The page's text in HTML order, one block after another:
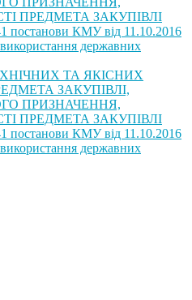
ПРЕДМЕТА ЗАКУПІВЛІ
постанови КМУ від 11.10.2016
державних
ТА ЯКІСНИХ
ЗАКУПІВЛІ,
ПРИЗНАЧЕННЯ,
ПРЕДМЕТА ЗАКУПІВЛІ
постанови КМУ від 11.10.2016
державних